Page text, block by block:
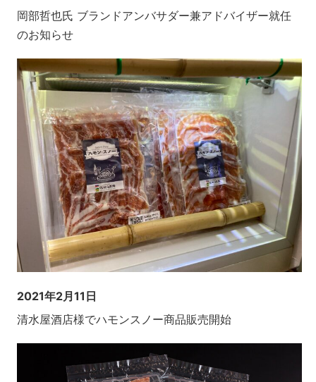
岡部哲也氏 ブランドアンバサダー兼アドバイザー就任
のお知らせ
2021年2月11日
清水屋酒店様でハモンスノー商品販売開始